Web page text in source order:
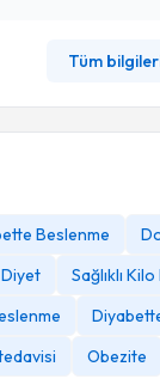
Tüm
Beslenme
Sağlıklı
Obezite